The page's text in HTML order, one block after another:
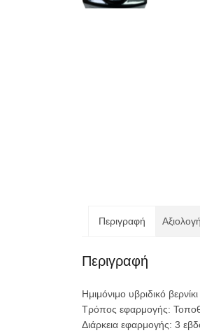
Περιγραφή
Περιγραφή
Ημιμόνιμο υβριδικό βερνίκι
Τρόπος εφαρμογής:
Διάρκεια εφαρμογής: 3